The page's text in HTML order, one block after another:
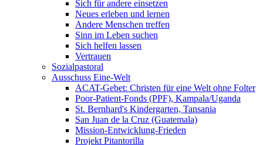
Sich für andere einsetzen
Neues erleben und lernen
Andere Menschen treffen
Sinn im Leben suchen
Sich helfen lassen
Vertrauen
Sozialpastoral
Ausschuss Eine-Welt
ACAT-Gebet: Christen für eine Welt ohne Folter
Poor-Patient-Fonds (PPF), Kampala/Uganda
St. Bernhard's Kindergarten, Tansania
San Juan de la Cruz (Guatemala)
Mission-Entwicklung-Frieden
Projekt Pitantorilla